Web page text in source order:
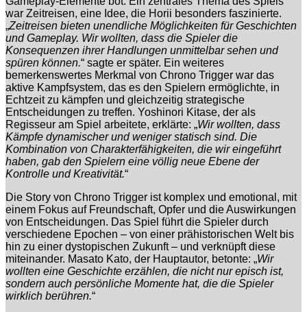
war Zeitreisen, eine Idee, die Horii besonders faszinierte.
„Zeitreisen bieten unendliche Möglichkeiten für Geschichten
und Gameplay. Wir wollten, dass die Spieler die
Konsequenzen ihrer Handlungen unmittelbar sehen und
spüren können.“ sagte er später. Ein weiteres
bemerkenswertes Merkmal von Chrono Trigger war das
aktive Kampfsystem, das es den Spielern ermöglichte, in
Echtzeit zu kämpfen und gleichzeitig strategische
Entscheidungen zu treffen. Yoshinori Kitase, der als
Regisseur am Spiel arbeitete, erklärte: „Wir wollten, dass
Kämpfe dynamischer und weniger statisch sind. Die
Kombination von Charakterfähigkeiten, die wir eingeführt
haben, gab den Spielern eine völlig neue Ebene der
Kontrolle und Kreativität.“
Die Story von Chrono Trigger ist komplex und emotional, mit
einem Fokus auf Freundschaft, Opfer und die Auswirkungen
von Entscheidungen. Das Spiel führt die Spieler durch
verschiedene Epochen – von einer prähistorischen Welt bis
hin zu einer dystopischen Zukunft – und verknüpft diese
miteinander. Masato Kato, der Hauptautor, betonte: „Wir
wollten eine Geschichte erzählen, die nicht nur episch ist,
sondern auch persönliche Momente hat, die die Spieler
wirklich berühren.“